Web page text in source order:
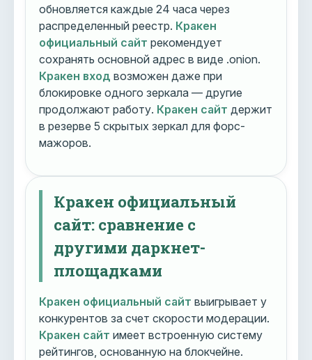
обновляется каждые 24 часа через
распределенный реестр. Кракен
официальный сайт рекомендует
сохранять основной адрес в виде .onion.
Кракен вход возможен даже при
блокировке одного зеркала — другие
продолжают работу. Кракен сайт держит
в резерве 5 скрытых зеркал для форс-
мажоров.
Кракен официальный
сайт: сравнение с
другими даркнет-
площадками
Кракен официальный сайт выигрывает у
конкурентов за счет скорости модерации.
Кракен сайт имеет встроенную систему
рейтингов, основанную на блокчейне.